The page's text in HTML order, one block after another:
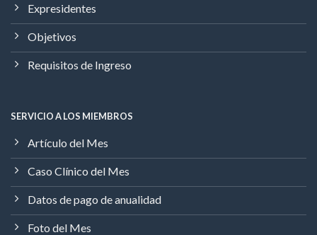
Expresidentes
Objetivos
Requisitos de Ingreso
SERVICIO A LOS MIEMBROS
Artículo del Mes
Caso Clínico del Mes
Datos de pago de anualidad
Foto del Mes